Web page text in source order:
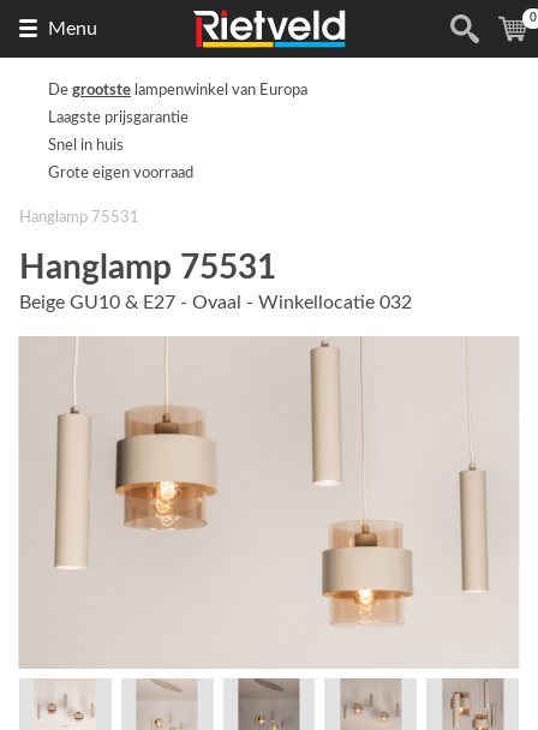
Menu
de
(
0
De grootste lampenwinkel van Europa
Laagste prijsgarantie
Snel in huis
Grote eigen voorraad
Hanglamp 75531
Hanglamp 75531
Beige GU10 & E27 - Ovaal - Winkellocatie 032